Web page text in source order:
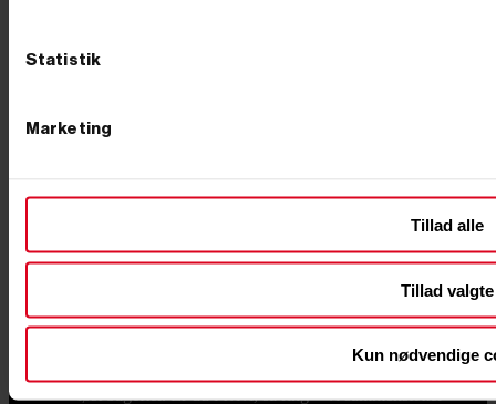
Statistik
Marketing
Tillad alle
Tillad valgte
Kun nødvendige
makkerpar, og en motorbør til at flytte jord og grus
transport en god investering, så du selv kan køre
sliddele og reservedele og larvebånd finder du hos os,
så du hurtigt er i gang igen i stedet for at vente. Hvad
koster en minigraver? Prisen afhænger af størrelse,
drivkraft og udstyr. Mindre modeller fås til en
maskiner ligger højere – som tommelfingerregel betaler
du for vægt, motorkraft og det udstyr, der følger med.
Vil du have mest maskine for pengene, så kig på, hvad
der reelt er inkluderet: en model med skovle og